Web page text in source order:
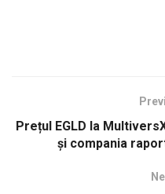
Prețul EGLD la
și compania